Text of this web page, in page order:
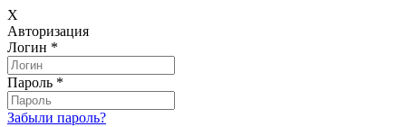
X
Авторизация
Логин *
Пароль *
Забыли пароль?